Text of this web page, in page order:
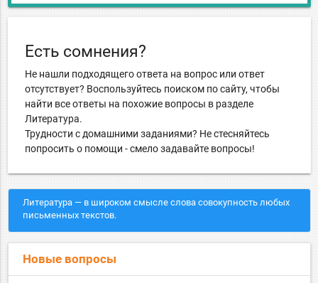
Есть сомнения?
Не нашли подходящего ответа на вопрос или ответ
отсутствует? Воспользуйтесь поиском по сайту, чтобы
найти все ответы на похожие вопросы в разделе
Литература.
Трудности с домашними заданиями? Не стесняйтесь
попросить о помощи - смело задавайте вопросы!
Литература — в широком смысле слова совокупность любых
письменных текстов.
Новые вопросы